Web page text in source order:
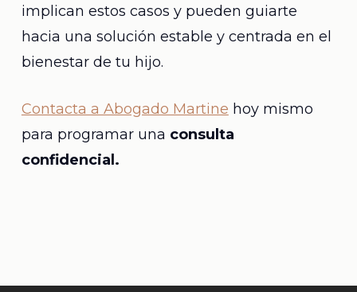
implican estos casos y pueden guiarte
hacia una solución estable y centrada en el
bienestar de tu hijo.
Contacta a Abogado Martine hoy mismo
para programar una consulta
confidencial.